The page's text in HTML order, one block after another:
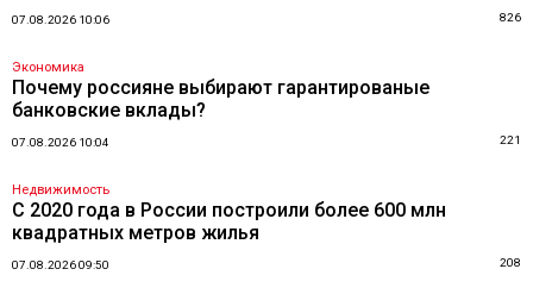
07.08.2026 10:06 826
Экономика
Почему россияне выбирают гарантированые
банковские вклады?
07.08.2026 10:04 221
Недвижимость
С 2020 года в России построили более 600 млн
квадратных метров жилья
07.08.2026 09:50 208